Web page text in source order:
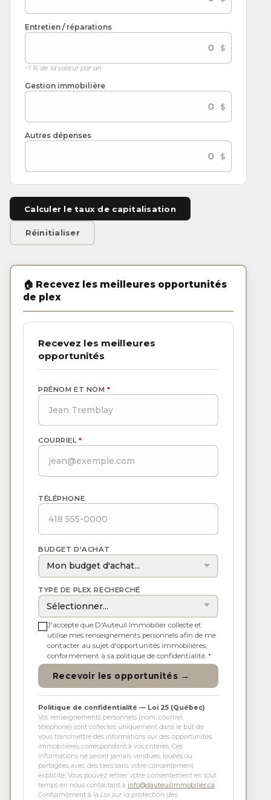
Entretien / réparations
~1 % de la valeur par an
Gestion immobilière
Autres dépenses
Calculer le taux de capitalisation
Réinitialiser
Recevez les meilleures
opportunités
PRÉNOM ET NOM*
COURRIEL*
TÉLÉPHONE
BUDGET D'ACHAT
TYPE DE PLEX RECHERCHÉ
J'accepte que D'Auteuil Immobilier collecte et
utilise mes renseignements personnels afin de me
contacter au sujet d'opportunités immobilières,
conformément à sa politique de confidentialité. *
Recevoir les opportunités →
Politique de confidentialité — Loi 25 (Québec)
Vos renseignements personnels (nom, courriel,
téléphone) sont collectés uniquement dans le but de
vous transmettre des informations sur des opportunités
immobilières correspondant à vos critères. Ces
informations ne seront jamais vendues, louées ou
partagées avec des tiers sans votre consentement
explicite. Vous pouvez retirer votre consentement en tout
temps en nous contactant à info@dauteuilimmobilier.ca.
Conformément à la Loi sur la protection des